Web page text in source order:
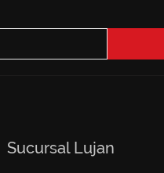
Sucursal Lujan